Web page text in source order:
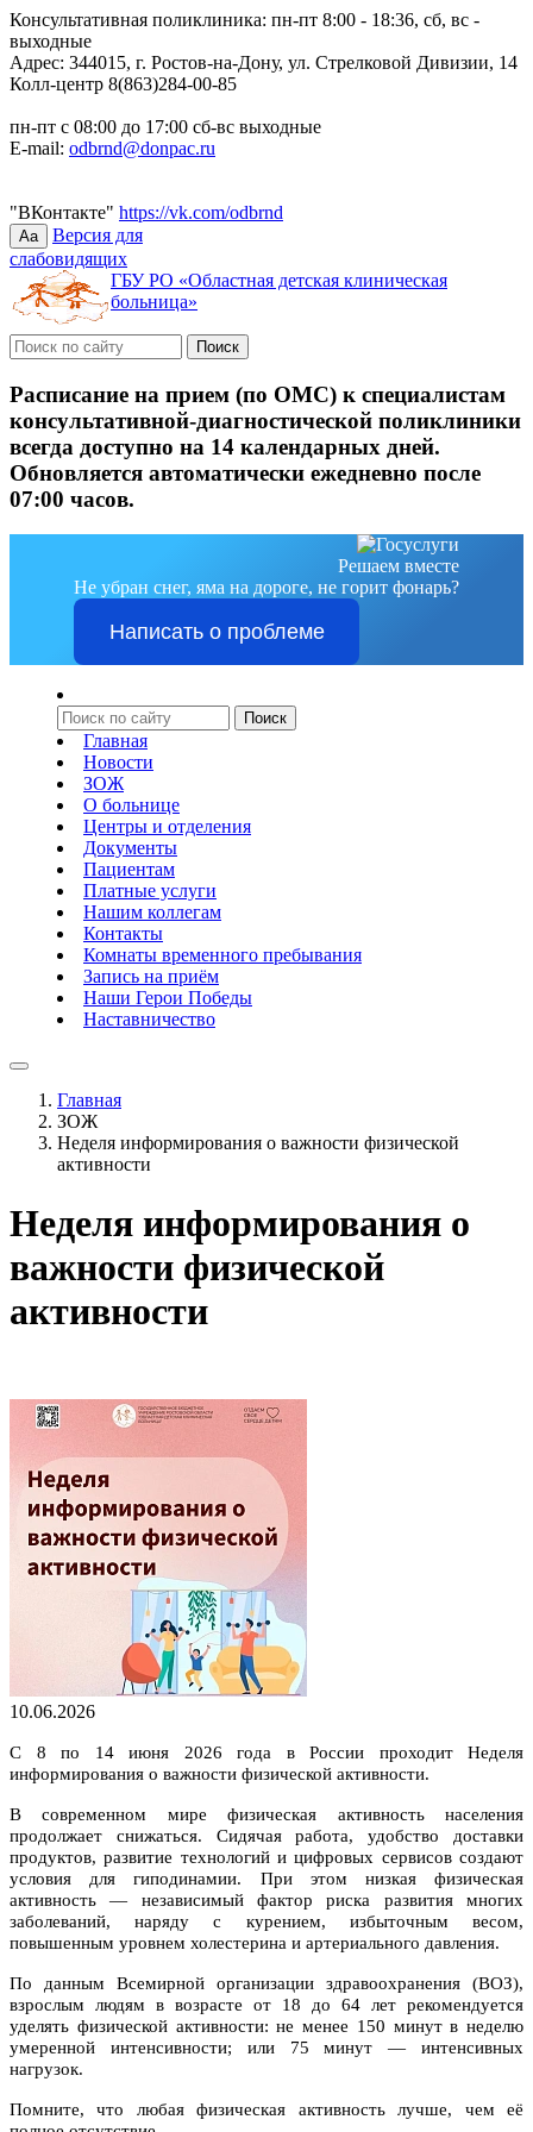
Консультативная поликлиника: пн-пт 8:00 - 18:36, сб, вс -
выходные
Адрес: 344015, г. Ростов-на-Дону, ул. Стрелковой Дивизии, 14
Колл-центр 8(863)284-00-85
пн-пт с 08:00 до 17:00 сб-вс выходные
E-mail: odbrnd@donpac.ru
"ВКонтакте" https://vk.com/odbrnd
Aa
Версия для
слабовидящих
ГБУ РО «Областная детская клиническая
больница»
Расписание на прием (по ОМС) к специалистам
консультативной-диагностической поликлиники
всегда доступно на 14 календарных дней.
Обновляется автоматически ежедневно после
07:00 часов.
Решаем вместе
Не убран снег, яма на дороге, не горит фонарь?
Написать о проблеме
Главная
Новости
ЗОЖ
О больнице
Центры и отделения
Документы
Пациентам
Платные услуги
Нашим коллегам
Контакты
Комнаты временного пребывания
Запись на приём
Наши Герои Победы
Наставничество
Главная
ЗОЖ
Неделя информирования о важности физической
активности
Неделя информирования о
важности физической
активности
10.06.2026
С 8 по 14 июня 2026 года в России проходит Неделя
информирования о важности физической активности.
В современном мире физическая активность населения
продолжает снижаться. Сидячая работа, удобство доставки
продуктов, развитие технологий и цифровых сервисов создают
условия для гиподинамии. При этом низкая физическая
активность — независимый фактор риска развития многих
заболеваний, наряду с курением, избыточным весом,
повышенным уровнем холестерина и артериального давления.
По данным Всемирной организации здравоохранения (ВОЗ),
взрослым людям в возрасте от 18 до 64 лет рекомендуется
уделять физической активности: не менее 150 минут в неделю
умеренной интенсивности; или 75 минут — интенсивных
нагрузок.
Помните, что любая физическая активность лучше, чем её